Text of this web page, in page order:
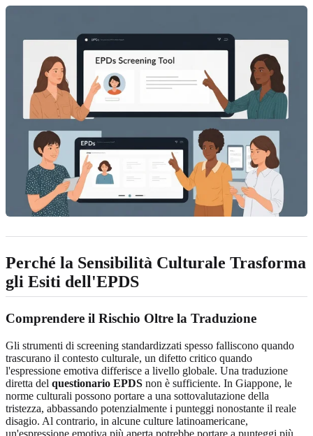
Perché la Sensibilità Culturale Trasforma
gli Esiti dell'EPDS
Comprendere il Rischio Oltre la Traduzione
Gli strumenti di screening standardizzati spesso falliscono quando
trascurano il contesto culturale, un difetto critico quando
l'espressione emotiva differisce a livello globale. Una traduzione
diretta del questionario EPDS non è sufficiente. In Giappone, le
norme culturali possono portare a una sottovalutazione della
tristezza, abbassando potenzialmente i punteggi nonostante il reale
disagio. Al contrario, in alcune culture latinoamericane,
un'espressione emotiva più aperta potrebbe portare a punteggi più